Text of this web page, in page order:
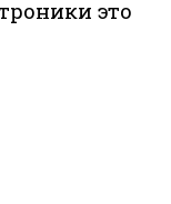
это